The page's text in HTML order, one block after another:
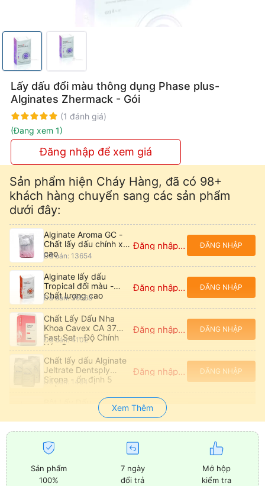
Lấy dấu đổi màu thông dụng Phase plus-
Alginates Zhermack - Gói
Rating: 100%
(1 đánh giá)
(Đang xem 1)
Đăng nhập để xem giá
Sản phẩm hiện Cháy Hàng, đã có 98+
khách hàng chuyển sang các sản phẩm
dưới đây:
Alginate Aroma GC -
Chất lấy dấu chính xác
cao
Đã bán: 13654
Đăng nhập để xem giá ĐĂNG NHẬP
Alginate lấy dấu
Tropical đổi màu -
Chất lượng cao
Đã bán: 36568
Đăng nhập để xem giá ĐĂNG NHẬP
Chất Lấy Dấu Nha
Khoa Cavex CA 37
Fast Set - Độ Chính
Xác Cao
Đã bán: 4102
Đăng nhập để xem giá ĐĂNG NHẬP
Chất lấy dấu Alginate
Jeltrate Dentsply
Sirona - ổn định 5
ngày
Đã bán: 1494
Đăng nhập để xem giá ĐĂNG NHẬP
Zhermack - Độ Đàn
Hồi Cao
Đã bán: 576
Alginate Neocolloide
Zhermack - Chính xác
cao cho lấy dấu
Đã bán: 1293
ĐĂNG NHẬP
Xem Thêm
Sản phẩm
100%
7 ngày
đổi trả
Mở hộp
kiểm tra